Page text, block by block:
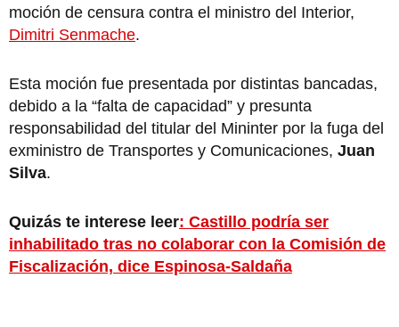
moción de censura contra el ministro del Interior,
Dimitri Senmache.
Esta moción fue presentada por distintas bancadas,
debido a la “falta de capacidad” y presunta
responsabilidad del titular del Mininter por la fuga del
exministro de Transportes y Comunicaciones, Juan
Silva.
Quizás te interese leer: Castillo podría ser
inhabilitado tras no colaborar con la Comisión de
Fiscalización, dice Espinosa-Saldaña